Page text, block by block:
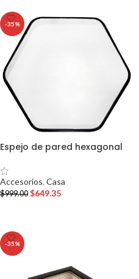
-35%
Espejo de pared hexagonal
Accesorios, Casa
$999.00 $649.35
-35%